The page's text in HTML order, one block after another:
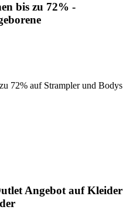
bis zu 72% -
72% auf Strampler und Bodys
Angebot auf Kleider